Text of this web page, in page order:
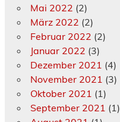
Mai 2022 (2)
März 2022 (2)
Februar 2022 (2)
Januar 2022 (3)
Dezember 2021 (4)
November 2021 (3)
Oktober 2021 (1)
September 2021 (1)